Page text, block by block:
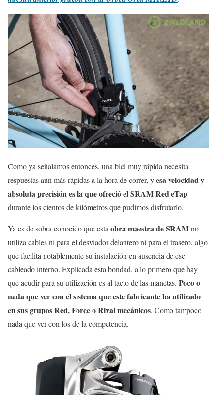
Como ya señalamos entonces, una bici muy rápida necesita
respuestas aún más rápidas a la hora de correr, yesa velocidad y
absoluta precisión es la que ofreció el SRAM Red eTap
durante los cientos de kilómetros que pudimos disfrutarlo.
Ya es de sobra conocido que estaobra maestra de SRAMno
utiliza cables ni para el desviador delantero ni para el trasero, algo
que facilita notablemente su instalación en ausencia de ese
cableado interno. Explicada esta bondad, a lo primero que hay
que acudir para su utilización es al tacto de las manetas. Poco o
nada que ver con el sistema que este fabricante ha utilizado
en sus grupos Red, Force o Rival mecánicos. Como tampoco
nada que ver con los de la competencia.